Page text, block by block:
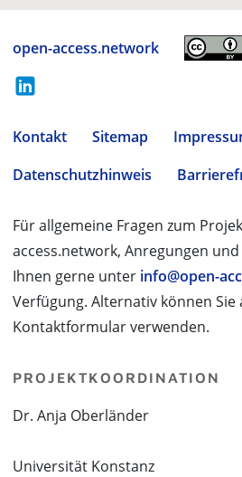
open-access.network
Kontakt Sitemap
Datenschutzhinweis
Für allgemeine Fragen zum
access.network, Anregungen
Ihnen gerne unter info@open-
Verfügung. Alternativ können Sie
Kontaktformular verwenden.
PROJEKTKOORDINATION
Dr. Anja Oberländer
Universität Konstanz